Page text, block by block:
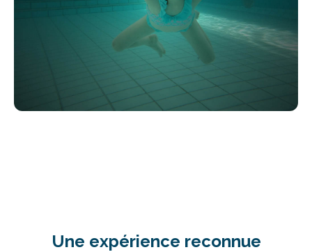
Une expérience reconnue